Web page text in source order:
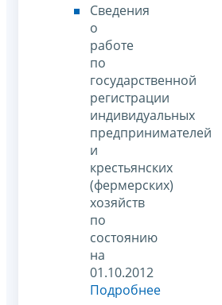
Сведения
о
работе
по
государственной
регистрации
индивидуальных
предпринимателей
и
крестьянских
(фермерских)
хозяйств
по
состоянию
на
01.10.2012
Подробнее